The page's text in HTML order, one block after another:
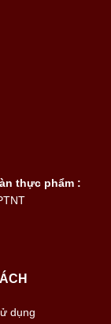
thực phẩm :
dụng